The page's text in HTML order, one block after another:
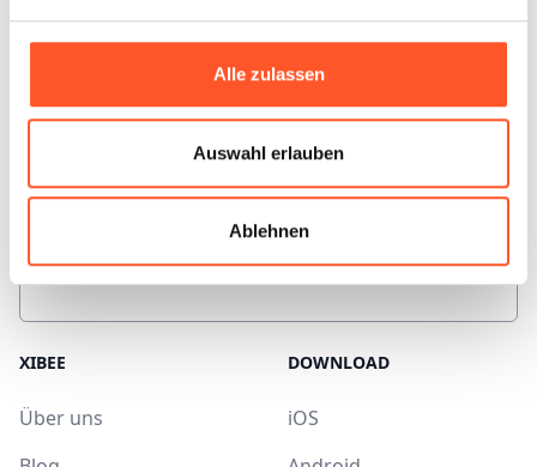
Alle zulassen
Auswahl erlauben
Ablehnen
Wurst & Aufschnitt
XIBEE
Über uns
DOWNLOAD
iOS